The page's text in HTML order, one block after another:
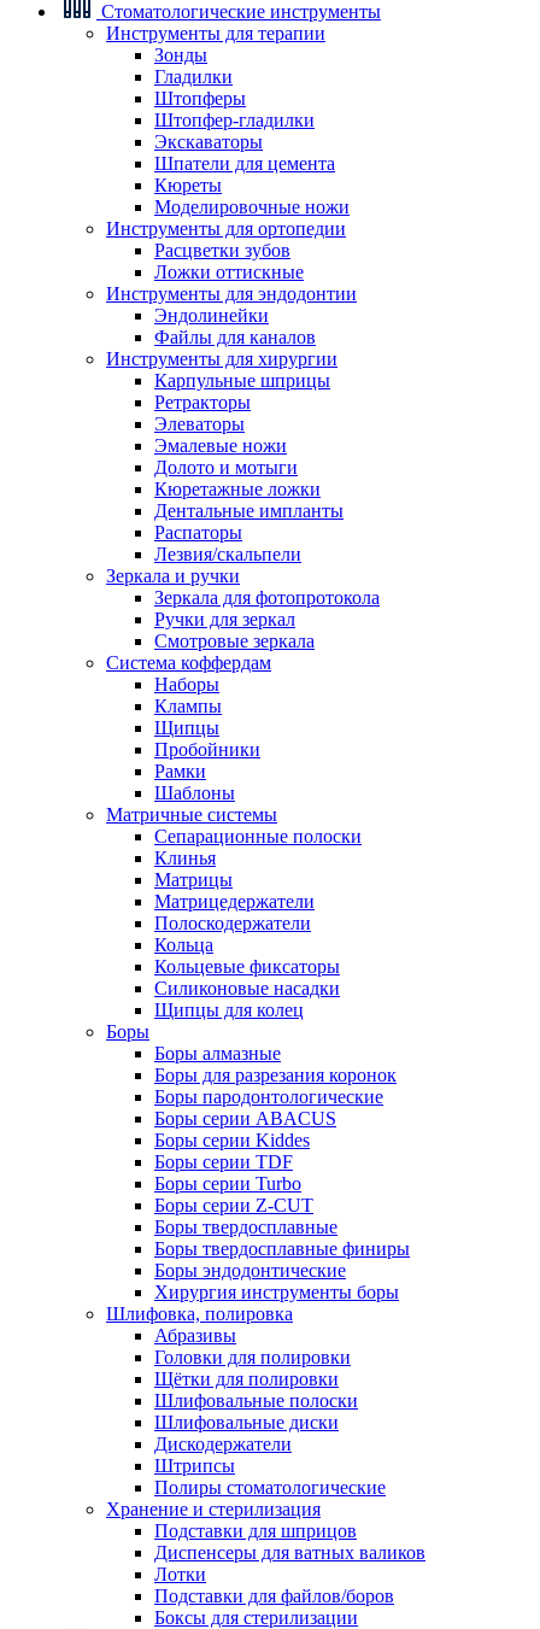
Стоматологические инструменты
Инструменты для терапии
Зонды
Гладилки
Штопферы
Штопфер-гладилки
Экскаваторы
Шпатели для цемента
Кюреты
Моделировочные ножи
Инструменты для ортопедии
Расцветки зубов
Ложки оттискные
Инструменты для эндодонтии
Эндолинейки
Файлы для каналов
Инструменты для хирургии
Карпульные шприцы
Ретракторы
Элеваторы
Эмалевые ножи
Долото и мотыги
Кюретажные ложки
Дентальные импланты
Распаторы
Лезвия/скальпели
Зеркала и ручки
Зеркала для фотопротокола
Ручки для зеркал
Смотровые зеркала
Система коффердам
Наборы
Клампы
Щипцы
Пробойники
Рамки
Шаблоны
Матричные системы
Сепарационные полоски
Клинья
Матрицы
Матрицедержатели
Полоскодержатели
Кольца
Кольцевые фиксаторы
Силиконовые насадки
Щипцы для колец
Боры
Боры алмазные
Боры для разрезания коронок
Боры пародонтологические
Боры серии ABACUS
Боры серии Kiddes
Боры серии TDF
Боры серии Turbo
Боры серии Z-CUT
Боры твердосплавные
Боры твердосплавные финиры
Боры эндодонтические
Хирургия инструменты боры
Шлифовка, полировка
Абразивы
Головки для полировки
Щётки для полировки
Шлифовальные полоски
Шлифовальные диски
Дискодержатели
Штрипсы
Полиры стоматологические
Хранение и стерилизация
Подставки для шприцов
Диспенсеры для ватных валиков
Лотки
Подставки для файлов/боров
Боксы для стерилизации